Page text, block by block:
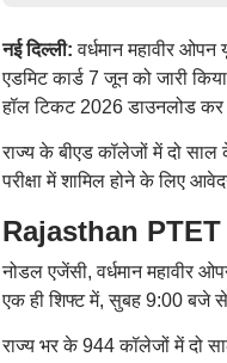
नई दिल्ली: वर्धमान महावीर ओपन
एडमिट कार्ड 7 जून को जारी
हॉल टिकट 2026 डाउनलोड कर
राज्य के बीएड कॉलेजों में दो साल
परीक्षा में शामिल होने के लिए
Rajasthan PTET
नोडल एजेंसी, वर्धमान महावीर
एक ही शिफ्ट में, सुबह 9:00 बजे
राज्य भर के 944 कॉलेजों में दो